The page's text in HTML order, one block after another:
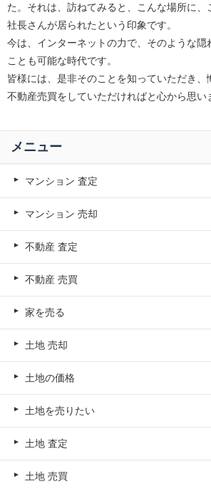
た。それは、訪ねてみると、こんな場所に、
社長さんが居られたという印象です。
今は、インターネットの力で、そのような隠
ことも可能な時代です。
皆様には、是非そのことを知っていただき、
不動産売買をしていただければと心から思い
メニュー
マンション 査定
マンション 売却
不動産 査定
不動産 売買
家を売る
土地 売却
土地の価格
土地を売りたい
土地 査定
土地 売買